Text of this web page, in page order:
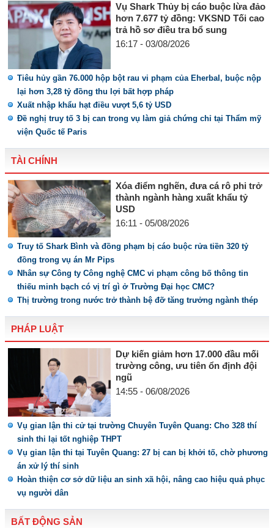
Vụ Shark Thủy bị cáo buộc lừa đảo
hơn 7.677 tỷ đồng: VKSND Tối cao
trả hồ sơ điều tra bổ sung
16:17 - 03/08/2026
Tiêu hủy gần 76.000 hộp bột rau vi phạm của Eherbal, buộc nộp
lại hơn 3,28 tỷ đồng thu lợi bất hợp pháp
Xuất nhập khẩu hạt điều vượt 5,6 tỷ USD
Đề nghị truy tố 3 bị can trong vụ làm giả chứng chỉ tại Thẩm mỹ
viện Quốc tế Paris
TÀI CHÍNH
Xóa điểm nghẽn, đưa cá rô phi trở
thành ngành hàng xuất khẩu tỷ
USD
16:11 - 05/08/2026
Truy tố Shark Bình và đồng phạm bị cáo buộc rửa tiền 320 tỷ
đồng trong vụ án Mr Pips
Nhân sự Công ty Công nghệ CMC vi phạm công bố thông tin
thiếu minh bạch có vị trí gì ở Trường Đại học CMC?
Thị trường trong nước trở thành bệ đỡ tăng trưởng ngành thép
PHÁP LUẬT
Dự kiến giảm hơn 17.000 đầu mối
trường công, ưu tiên ổn định đội
ngũ
14:55 - 06/08/2026
Vụ gian lận thi cử tại trường Chuyên Tuyên Quang: Cho 328 thí
sinh thi lại tốt nghiệp THPT
Vụ gian lận thi tại Tuyên Quang: 27 bị can bị khởi tố, chờ phương
án xử lý thí sinh
Hoàn thiện cơ sở dữ liệu an sinh xã hội, nâng cao hiệu quả phục
vụ người dân
BẤT ĐỘNG SẢN